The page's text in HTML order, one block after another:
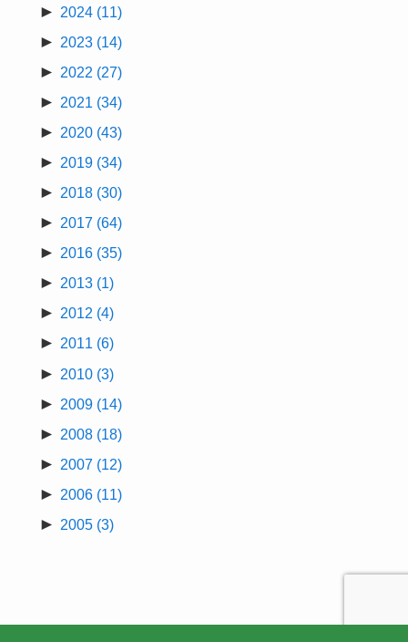
► 2024 (11)
► 2023 (14)
► 2022 (27)
► 2021 (34)
► 2020 (43)
► 2019 (34)
► 2018 (30)
► 2017 (64)
► 2016 (35)
► 2013 (1)
► 2012 (4)
► 2011 (6)
► 2010 (3)
► 2009 (14)
► 2008 (18)
► 2007 (12)
► 2006 (11)
► 2005 (3)